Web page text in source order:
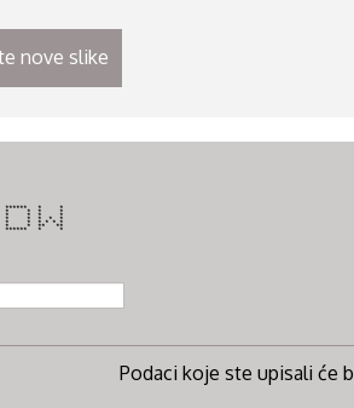
nove slike
****** * *
* * *
* * *
* * *
* * * *
** **
* *
Podaci koje ste upisali će